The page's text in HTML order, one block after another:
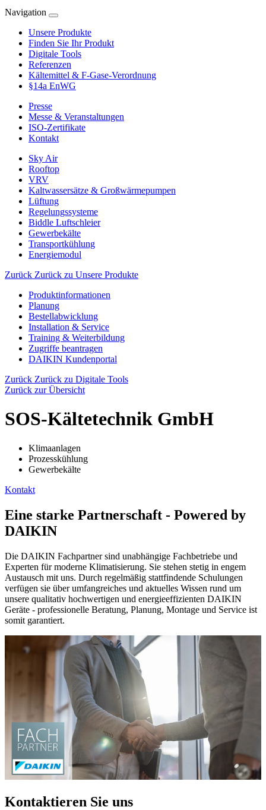
Navigation
Unsere Produkte
Finden Sie Ihr Produkt
Digitale Tools
Referenzen
Kältemittel & F-Gase-Verordnung
§14a EnWG
Presse
Messe & Veranstaltungen
ISO-Zertifikate
Kontakt
Sky Air
Rooftop
VRV
Kaltwassersätze & Großwärmepumpen
Lüftung
Regelungssysteme
Biddle Luftschleier
Gewerbekälte
Transportkühlung
Energiemodul
Zurück Zurück zu Unsere Produkte
Produktinformationen
Planung
Bestellabwicklung
Installation & Service
Training & Weiterbildung
Zugriffe beantragen
DAIKIN Kundenportal
Zurück Zurück zu Digitale Tools
Zurück zur Übersicht
SOS-Kältetechnik GmbH
Klimaanlagen
Prozesskühlung
Gewerbekälte
Kontakt
Eine starke Partnerschaft - Powered by
DAIKIN
Die DAIKIN Fachpartner sind unabhängige Fachbetriebe und
Experten für moderne Klimatisierung. Sie stehen stetig in engem
Austausch mit uns. Durch regelmäßig stattfindende Schulungen
verfügen sie über umfangreiches und aktuelles Wissen rund um
unsere qualitativ hochwertigen und energieeffizienten DAIKIN
Geräte - professionelle Beratung, Planung, Montage und Service ist
somit garantiert.
Kontaktieren Sie uns